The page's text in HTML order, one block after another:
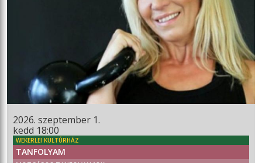
2026. szeptember 1.
kedd 18:00
WEKERLEI KULTÚRHÁZ
TANFOLYAM